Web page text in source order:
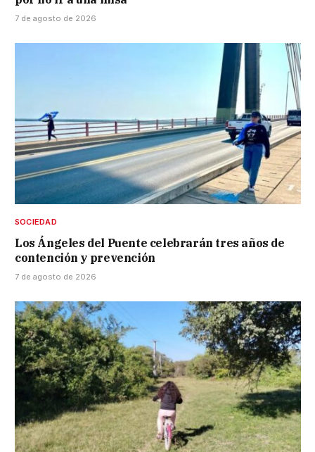
7 de agosto de 2026
SOCIEDAD
Los Ángeles del Puente celebrarán tres años de
contención y prevención
7 de agosto de 2026